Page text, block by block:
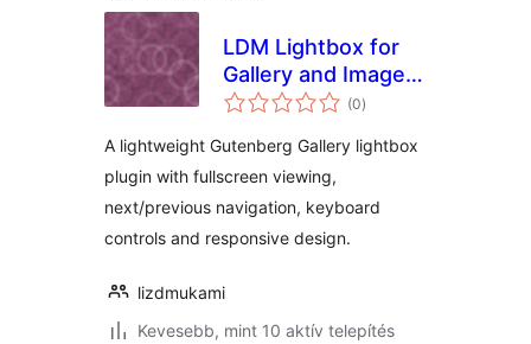
LDM Lightbox for
Gallery and Image
Blocks
(0értékelés
összesen
)
A lightweight Gutenberg Gallery lightbox
plugin with fullscreen viewing,
next/previous navigation, keyboard
controls and responsive design.
lizdmukami
Kevesebb, mint 10 aktív telepítés